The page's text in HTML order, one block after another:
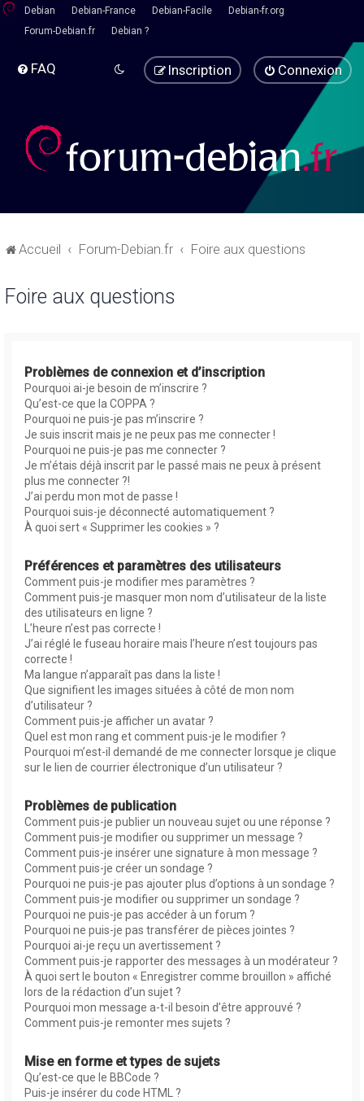
Debian Debian-France Debian-Facile
Debian-fr.org
Forum-Debian.fr
Debian ?
FAQ Connexion
Inscription
Accueil Forum-Debian.fr Foire aux questions
Foire aux questions
Problèmes de connexion et d’inscription
Pourquoi ai-je besoin de m’inscrire ?
Qu’est-ce que la COPPA ?
Pourquoi ne puis-je pas m’inscrire ?
Je suis inscrit mais je ne peux pas me connecter !
Pourquoi ne puis-je pas me connecter ?
Je m’étais déjà inscrit par le passé mais ne peux à présent
plus me connecter ?!
J’ai perdu mon mot de passe !
Pourquoi suis-je déconnecté automatiquement ?
À quoi sert « Supprimer les cookies » ?
Préférences et paramètres des utilisateurs
Comment puis-je modifier mes paramètres ?
Comment puis-je masquer mon nom d’utilisateur de la liste
des utilisateurs en ligne ?
L’heure n’est pas correcte !
J’ai réglé le fuseau horaire mais l’heure n’est toujours pas
correcte !
Ma langue n’apparaît pas dans la liste !
Que signifient les images situées à côté de mon nom
d’utilisateur ?
Comment puis-je afficher un avatar ?
Quel est mon rang et comment puis-je le modifier ?
Pourquoi m’est-il demandé de me connecter lorsque je clique
sur le lien de courrier électronique d’un utilisateur ?
Problèmes de publication
Comment puis-je publier un nouveau sujet ou une réponse ?
Comment puis-je modifier ou supprimer un message ?
Comment puis-je insérer une signature à mon message ?
Comment puis-je créer un sondage ?
Pourquoi ne puis-je pas ajouter plus d’options à un sondage ?
Comment puis-je modifier ou supprimer un sondage ?
Pourquoi ne puis-je pas accéder à un forum ?
Pourquoi ne puis-je pas transférer de pièces jointes ?
Pourquoi ai-je reçu un avertissement ?
Comment puis-je rapporter des messages à un modérateur ?
À quoi sert le bouton « Enregistrer comme brouillon » affiché
lors de la rédaction d’un sujet ?
Pourquoi mon message a-t-il besoin d’être approuvé ?
Comment puis-je remonter mes sujets ?
Mise en forme et types de sujets
Qu’est-ce que le BBCode ?
Puis-je insérer du code HTML ?